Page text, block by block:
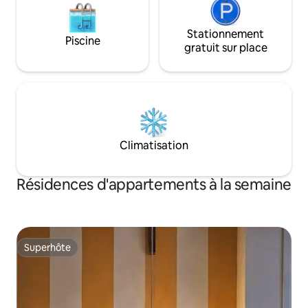
Piscine
Stationnement
gratuit sur place
Climatisation
Résidences d'appartements à la semaine
Superhôte
Superhôte